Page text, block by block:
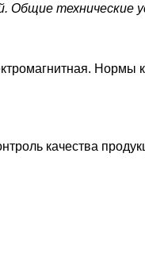
Общие технические
Нормы
качества